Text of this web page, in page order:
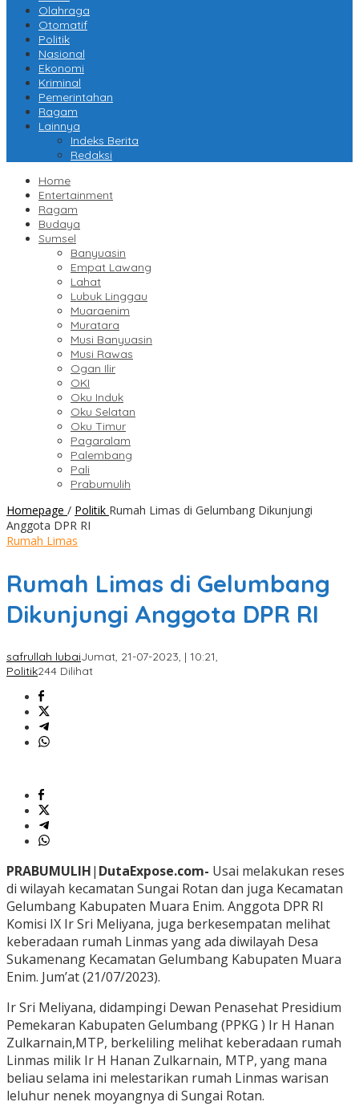
Olahraga
Otomatif
Politik
Nasional
Ekonomi
Kriminal
Pemerintahan
Ragam
Lainnya
Indeks Berita
Redaksi
Home
Entertainment
Ragam
Budaya
Sumsel
Banyuasin
Empat Lawang
Lahat
Lubuk Linggau
Muaraenim
Muratara
Musi Banyuasin
Musi Rawas
Ogan Ilir
OKI
Oku Induk
Oku Selatan
Oku Timur
Pagaralam
Palembang
Pali
Prabumulih
Homepage / Politik Rumah Limas di Gelumbang Dikunjungi
Anggota DPR RI
Rumah Limas
Rumah Limas di Gelumbang
Dikunjungi Anggota DPR RI
safrullah lubaiJumat, 21-07-2023, | 10:21,
Politik244 Dilihat
PRABUMULIH| DutaExpose.com- Usai melakukan reses
di wilayah kecamatan Sungai Rotan dan juga Kecamatan
Gelumbang Kabupaten Muara Enim. Anggota DPR RI
Komisi IX Ir Sri Meliyana, juga berkesempatan melihat
keberadaan rumah Linmas yang ada diwilayah Desa
Sukamenang Kecamatan Gelumbang Kabupaten Muara
Enim. Jum’at (21/07/2023).
Ir Sri Meliyana, didampingi Dewan Penasehat Presidium
Pemekaran Kabupaten Gelumbang (PPKG ) Ir H Hanan
Zulkarnain,MTP, berkeliling melihat keberadaan rumah
Linmas milik Ir H Hanan Zulkarnain, MTP, yang mana
beliau selama ini melestarikan rumah Linmas warisan
leluhur nenek moyangnya di Sungai Rotan.